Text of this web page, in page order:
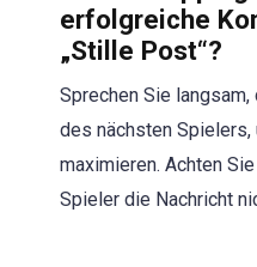
erfolgreiche
„Stille Post“?
Sprechen Sie
des nächsten
maximieren. Achten
Spieler die Nachricht